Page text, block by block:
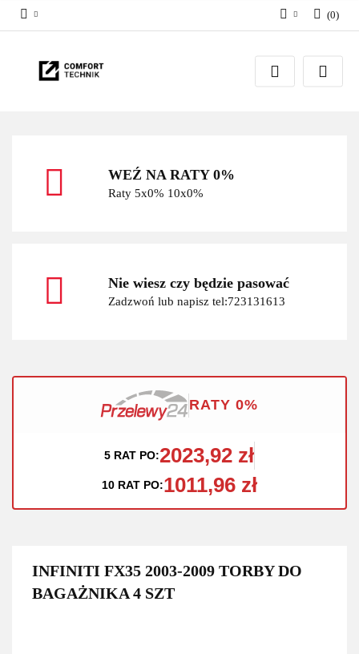
Zaloguj się
Zarejestruj się
(0)
WEŹ NA RATY 0%
Raty 5x0% 10x0%
Nie wiesz czy będzie pasować
Zadzwoń lub napisz tel:723131613
RATY 0%
5 RAT PO:2023,92 zł
10 RAT PO:1011,96 zł
INFINITI FX35 2003-2009 TORBY DO
BAGAŻNIKA 4 SZT